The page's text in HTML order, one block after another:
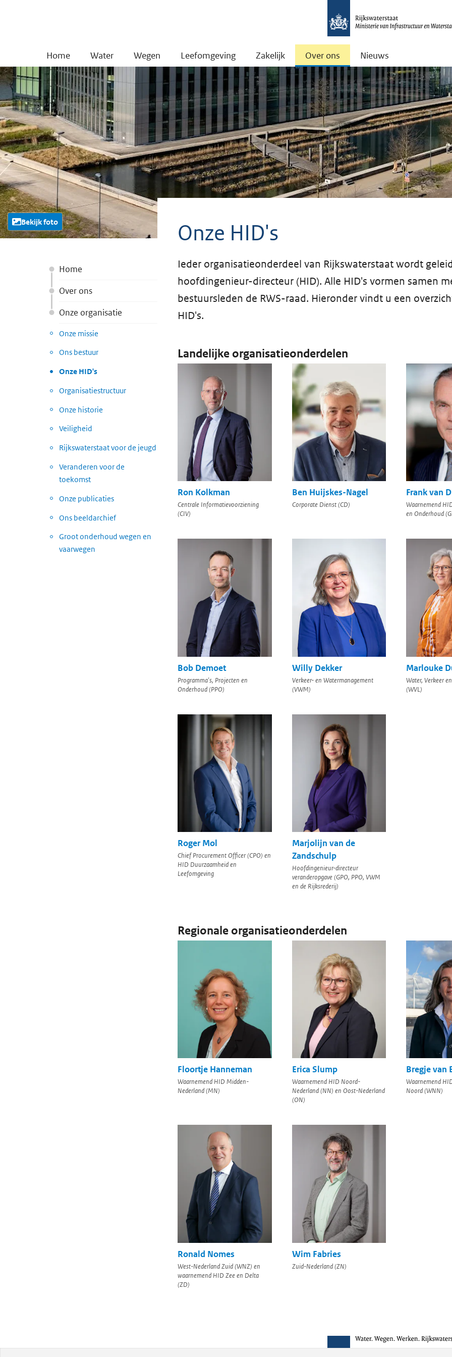
Home Water Wegen Leefomgeving Zakelijk Over ons Nieuws
Bekijk foto
Home
Over ons
Onze organisatie
Onze missie
Ons bestuur
Onze HID's
Organisatiestructuur
Onze historie
Veiligheid
Rijkswaterstaat voor de jeugd
Veranderen voor de
toekomst
Onze publicaties
Ons beeldarchief
Groot onderhoud wegen en
vaarwegen
Onze HID's
Ieder organisatieonderdeel van Rijkswaterstaat wordt
hoofdingenieur-directeur (HID). Alle HID's vormen samen
bestuursleden de RWS-raad. Hieronder vindt u een
HID's.
Landelijke organisatieonderdelen
Ron Kolkman
Centrale Informatievoorziening
(CIV)
Ben Huijskes-Nagel
Corporate Dienst (CD)
Frank van
Waarnemend
en Onderhoud
Bob Demoet
Programma's, Projecten en
Onderhoud (PPO)
Willy Dekker
Verkeer- en Watermanagement
(VWM)
Marlouke
Water, Verkeer
(WVL)
Roger Mol
Chief Procurement Officer (CPO) en
HID Duurzaamheid en
Leefomgeving
Marjolijn van de
Zandschulp
Hoofdingenieur-directeur
veranderopgave (GPO, PPO, VWM
en de Rijksrederij)
Regionale organisatieonderdelen
Floortje Hanneman
Waarnemend HID Midden-
Nederland (MN)
Erica Slump
Waarnemend HID Noord-
Nederland (NN) en Oost-Nederland
(ON)
Bregje van
Waarnemend
Noord (WNN)
Ronald Nomes
West-Nederland Zuid (WNZ) en
waarnemend HID Zee en Delta
(ZD)
Wim Fabries
Zuid-Nederland (ZN)